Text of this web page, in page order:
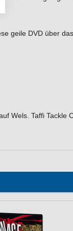
geile DVD über
Wels. Taffi Tackle